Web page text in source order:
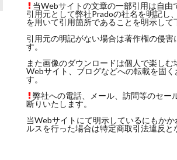
当Webサイトの文章の一部引用は自由
引用元として弊社Pradoの社名を明記し
を用いて引用箇所であることを明示して
引用元の明記がない場合は著作権の侵害
す。
また画像のダウンロードは個人で楽しむ
Webサイト、ブログなどへの転載を固く
す。
弊社への電話、メール、訪問等のセー
断りいたします。
当Webサイトにて明示しているにもかか
ルスを行った場合は特定商取引法違反と